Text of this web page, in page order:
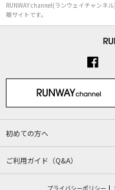
RUNWAY channel(ランウェイチャンネ
販サイトです。
初めての方へ
ご利用ガイド（Q&A）
プライバシーポリシー